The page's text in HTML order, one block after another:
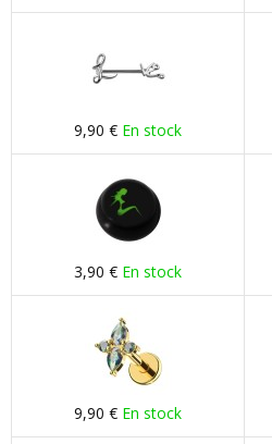
9,90 € En stock
3,90 € En stock
9,90 € En stock